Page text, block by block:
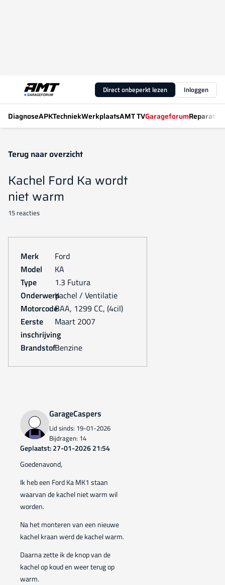
Direct onbeperkt lezen Inloggen
DiagnoseAPKTechniekWerkplaatsAMT TVGarageforum
Terug naar overzicht
Kachel Ford Ka wordt
niet warm
15 reacties
Merk
Ford
Model
KA
Type
1.3 Futura
OnderwerpKachel / Ventilatie
MotorcodeBAA, 1299 CC, (4cil)
Eerste
inschrijving
maart 2007
Brandstof Benzine
GarageCaspers
Lid sinds: 19-01-2026
Bijdragen: 14
Geplaatst: 27-01-2026 21:54
Goedenavond,
Ik heb een Ford Ka MK1 staan
waarvan de kachel niet warm wil
worden.
Na het monteren van een nieuwe
kachel kraan werd de kachel warm.
Daarna zette ik de knop van de
kachel op koud en weer terug op
warm.